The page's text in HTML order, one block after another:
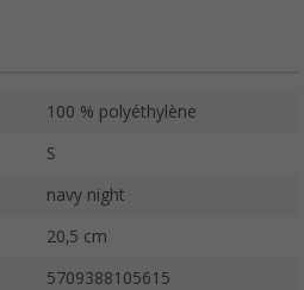
100 % polyéthylène
S
navy night
20,5 cm
5709388105615